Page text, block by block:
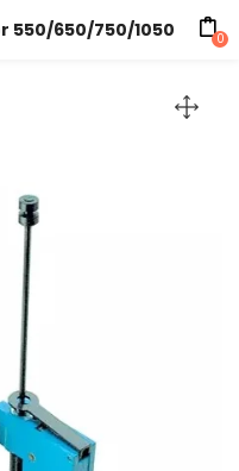
550/650/750/1050 0